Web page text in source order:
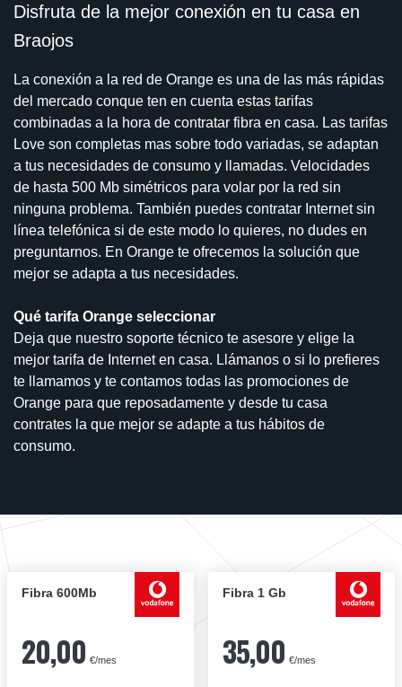
Disfruta de la mejor conexión en tu casa en
Braojos
La conexión a la red de Orange es una de las más rápidas
del mercado conque ten en cuenta estas tarifas
combinadas a la hora de contratar fibra en casa. Las tarifas
Love son completas mas sobre todo variadas, se adaptan
a tus necesidades de consumo y llamadas. Velocidades
de hasta 500 Mb simétricos para volar por la red sin
ninguna problema. También puedes contratar Internet sin
línea telefónica si de este modo lo quieres, no dudes en
preguntarnos. En Orange te ofrecemos la solución que
mejor se adapta a tus necesidades.
Qué tarifa Orange seleccionar
Deja que nuestro soporte técnico te asesore y elige la
mejor tarifa de Internet en casa. Llámanos o si lo prefieres
te llamamos y te contamos todas las promociones de
Orange para que reposadamente y desde tu casa
contrates la que mejor se adapte a tus hábitos de
consumo.
Fibra 600Mb
20,00 €/mes
Fibra 1 Gb
35,00 €/mes